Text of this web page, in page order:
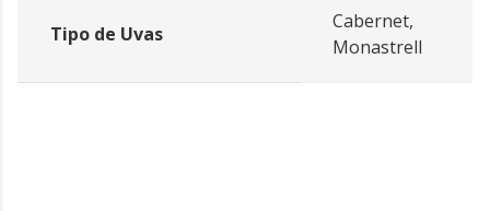
Tipo de Uvas
Cabernet,
Monastrell